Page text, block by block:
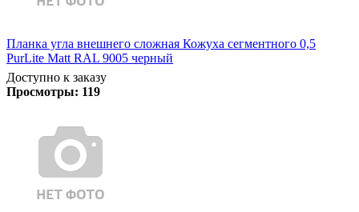
Планка угла внешнего сложная Кожуха сегментного 0,5
PurLite Matt RAL 9005 черный
Доступно к заказу
Просмотры: 119